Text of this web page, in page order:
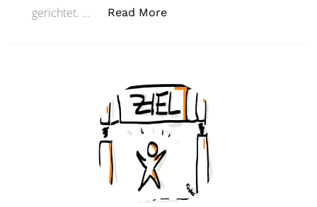
gerichtet. …
Read More„Macht Führung